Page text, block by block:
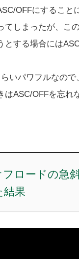
OFFにすること
てしまったが、こ
とする場合には
いパワフルなので
はASC/OFFを忘れ
ロードの急
結果